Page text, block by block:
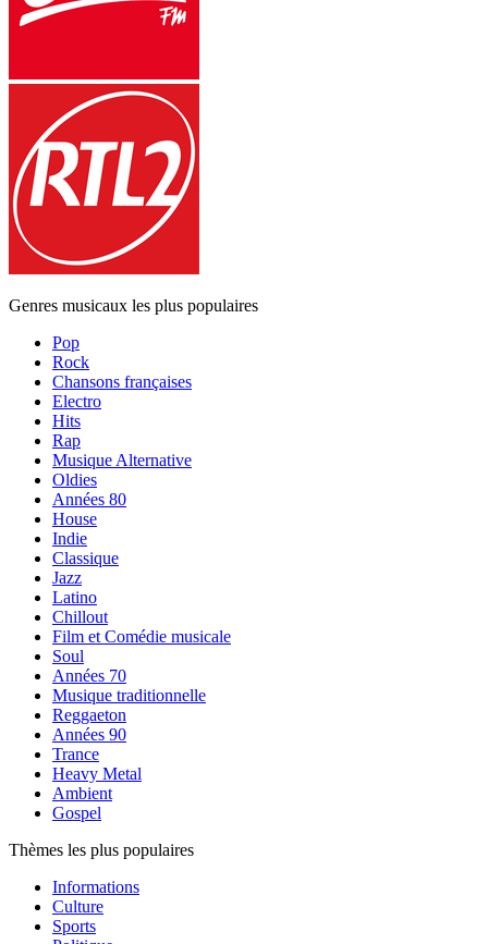
Genres musicaux les plus populaires
Pop
Rock
Chansons françaises
Electro
Hits
Rap
Musique Alternative
Oldies
Années 80
House
Indie
Classique
Jazz
Latino
Chillout
Film et Comédie musicale
Soul
Années 70
Musique traditionnelle
Reggaeton
Années 90
Trance
Heavy Metal
Ambient
Gospel
Thèmes les plus populaires
Informations
Culture
Sports